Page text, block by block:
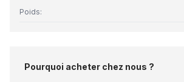
Poids:
Pourquoi acheter chez nous ?